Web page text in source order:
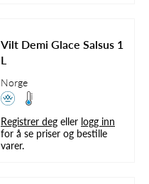
Vilt Demi Glace Salsus 1
L
Norge
Registrer deg eller logg inn
for å se priser og bestille
varer.